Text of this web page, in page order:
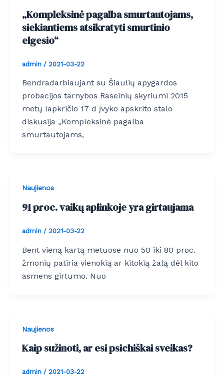
„Kompleksinė pagalba smurtautojams,
siekiantiems atsikratyti smurtinio
elgesio“
admin / 2021-03-22
Bendradarbiaujant su Šiaulių apygardos
probacijos tarnybos Raseinių skyriumi 2015
metų lapkričio 17 d įvyko apskrito stalo
diskusija „Kompleksinė pagalba
smurtautojams,
Naujienos
91 proc. vaikų aplinkoje yra girtaujama
admin / 2021-03-22
Bent vieną kartą metuose nuo 50 iki 80 proc.
žmonių patiria vienokią ar kitokią žalą dėl kito
asmens girtumo. Nuo
Naujienos
Kaip sužinoti, ar esi psichiškai sveikas?
admin / 2021-03-22